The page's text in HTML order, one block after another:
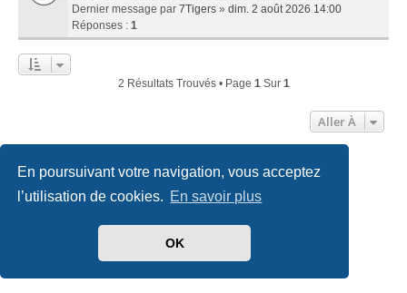
En poursuivant votre navigation, vous acceptez
l’utilisation de cookies. En savoir plus
OK
Dernier message par 7Tigers » dim. 2 août 2026 14:00
Réponses : 1
2 Résultats Trouvés • Page 1Sur 1
Aller À
Accueil Index du forum Nous contacter
phpBB-fr.com
created by INVENTEA & v12mike
Conditions